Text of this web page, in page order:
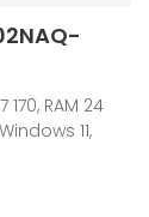
170, RAM 24
11,